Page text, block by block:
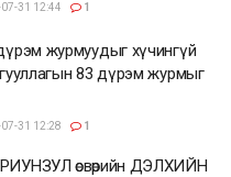
31 12:44 1
журмуудыг хүчингүй
83 дүрэм журмыг
31 12:28 1
өсвөрийн ДЭЛХИЙН